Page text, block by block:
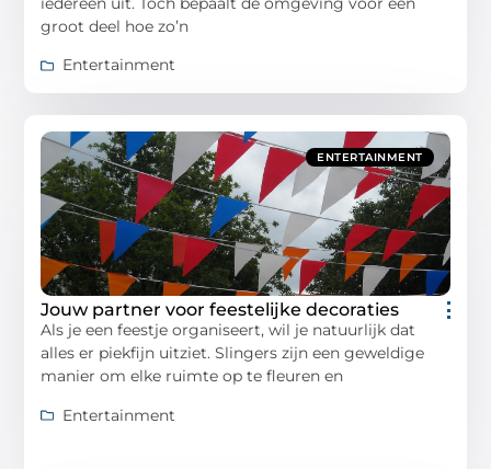
groot deel hoe zo’n
Entertainment
ENTERTAINMENT
Jouw partner voor feestelijke decoraties
Als je een feestje organiseert, wil je natuurlijk dat
alles er piekfijn uitziet. Slingers zijn een geweldige
manier om elke ruimte op te fleuren en
Entertainment